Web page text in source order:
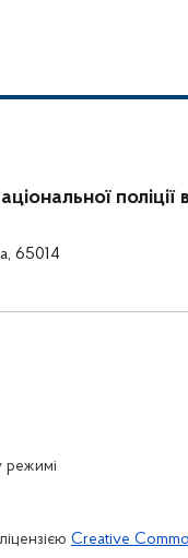
поліції в
65014
режимі
Creative